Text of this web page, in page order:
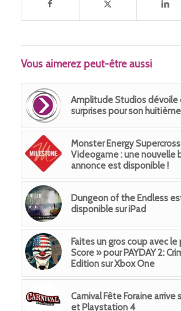
Vous aimerez peut-être aussi
Amplitude Studios dévoile
surprises pour son
Monster Energy
Videogame : une nouvelle
annonce est disponible !
Dungeon of the Endless
disponible sur iPad
Faites un gros coup avec le
Score » pour PAYDAY 2:
Edition sur Xbox One
Carnival Fête Foraine arrive
et Playstation 4